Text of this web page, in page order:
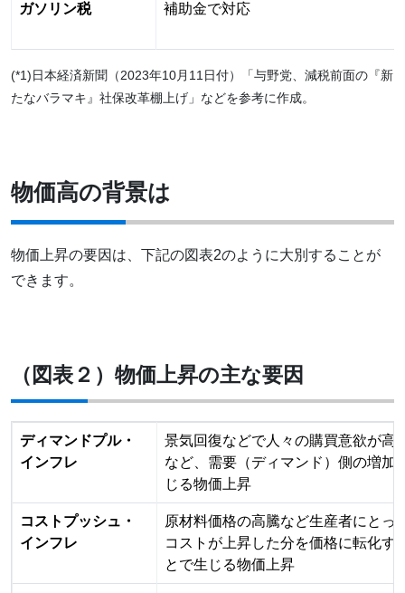
ガソリン税 補助金で対応
(*1)日本経済新聞（2023年10月11日付）「与野党、減税前面の『新
たなバラマキ』社保改革棚上げ」などを参考に作成。
物価高の背景は
物価上昇の要因は、下記の図表2のように大別することが
できます。
（図表２）物価上昇の主な要因
ディマンドプル・
インフレ
景気回復などで人々の購買意欲が高
など、需要（ディマンド）側の増加
じる物価上昇
コストプッシュ・
インフレ
原材料価格の高騰など生産者にとっ
コストが上昇した分を価格に転化す
とで生じる物価上昇